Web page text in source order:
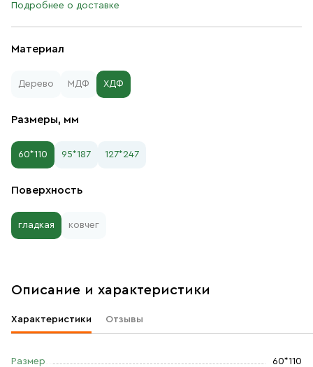
Материал
Дерево МДФ ХДФ
Размеры, мм
60*110 95*187 127*247
Поверхность
гладкая ковчег
Подробнее о доставке
Описание и характеристики
Характеристики Отзывы
Размер 60*110